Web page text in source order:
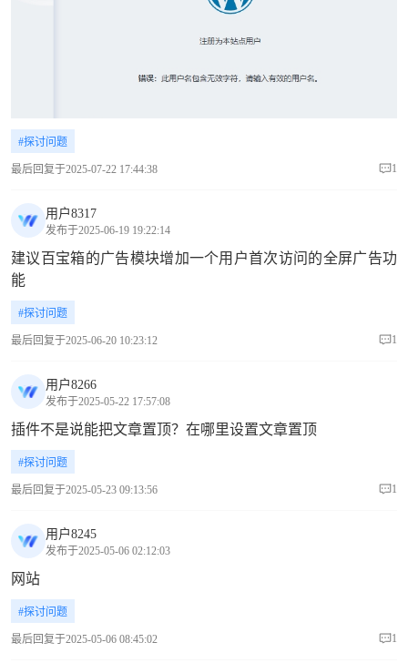
#探讨问题
最后回复于2025-07-22 17:44:38 1
用户8317
发布于2025-06-19 19:22:14
建议百宝箱的广告模块增加一个用户首次访问的全屏广告功
能
#探讨问题
最后回复于2025-06-20 10:23:12 1
用户8266
发布于2025-05-22 17:57:08
插件不是说能把文章置顶？在哪里设置文章置顶
#探讨问题
最后回复于2025-05-23 09:13:56 1
用户8245
发布于2025-05-06 02:12:03
网站
#探讨问题
最后回复于2025-05-06 08:45:02 1